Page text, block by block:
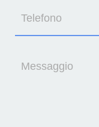
Telefono
Messaggio